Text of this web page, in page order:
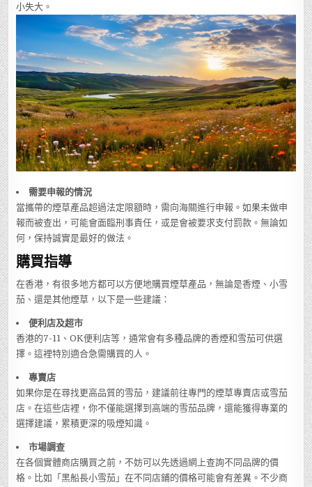
小失大。
需要申報的情況
當攜帶的煙草產品超過法定限額時，需向海關進行申報。如果未做申
報而被查出，可能會面臨刑事責任，或是會被要求支付罰款。無論如
何，保持誠實是最好的做法。
購買指導
在香港，有很多地方都可以方便地購買煙草產品，無論是香煙、小雪
茄、還是其他煙草，以下是一些建議：
便利店及超市
香港的7-11、OK便利店等，通常會有多種品牌的香煙和雪茄可供選
擇。這裡特別適合急需購買的人。
專賣店
如果你是在尋找更高品質的雪茄，建議前往專門的煙草專賣店或雪茄
店。在這些店裡，你不僅能選擇到高端的雪茄品牌，還能獲得專業的
選擇建議，累積更深的吸煙知識。
市場調查
在各個實體商店購買之前，不妨可以先透過網上查詢不同品牌的價
格。比如「黑船長小雪茄」在不同店鋪的價格可能會有差異。不少商